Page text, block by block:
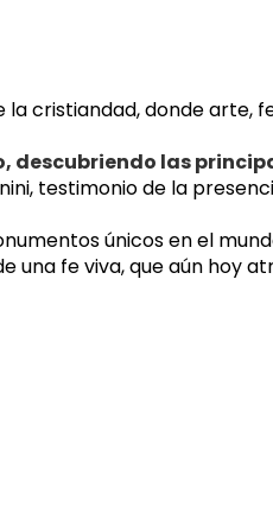
cristiandad, donde arte,
las
testimonio de la
únicos en el
una fe viva, que aún hoy